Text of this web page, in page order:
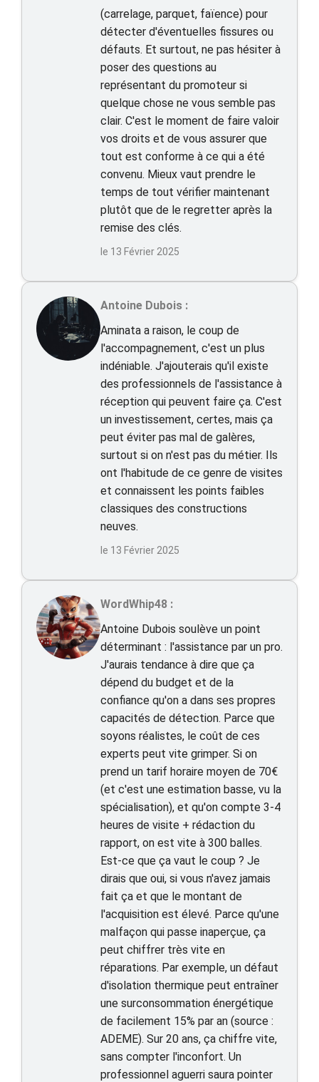
(carrelage, parquet, faïence) pour
détecter d'éventuelles fissures ou
défauts. Et surtout, ne pas hésiter à
poser des questions au
représentant du promoteur si
quelque chose ne vous semble pas
clair. C'est le moment de faire valoir
vos droits et de vous assurer que
tout est conforme à ce qui a été
convenu. Mieux vaut prendre le
temps de tout vérifier maintenant
plutôt que de le regretter après la
remise des clés.
le 13 Février 2025
Antoine Dubois :
Aminata a raison, le coup de
l'accompagnement, c'est un plus
indéniable. J'ajouterais qu'il existe
des professionnels de l'assistance à
réception qui peuvent faire ça. C'est
un investissement, certes, mais ça
peut éviter pas mal de galères,
surtout si on n'est pas du métier. Ils
ont l'habitude de ce genre de visites
et connaissent les points faibles
classiques des constructions
neuves.
le 13 Février 2025
WordWhip48 :
Antoine Dubois soulève un point
déterminant : l'assistance par un pro.
J'aurais tendance à dire que ça
dépend du budget et de la
confiance qu'on a dans ses propres
capacités de détection. Parce que
soyons réalistes, le coût de ces
experts peut vite grimper. Si on
prend un tarif horaire moyen de 70€
(et c'est une estimation basse, vu la
spécialisation), et qu'on compte 3-4
heures de visite + rédaction du
rapport, on est vite à 300 balles.
Est-ce que ça vaut le coup ? Je
dirais que oui, si vous n'avez jamais
fait ça et que le montant de
l'acquisition est élevé. Parce qu'une
malfaçon qui passe inaperçue, ça
peut chiffrer très vite en
réparations. Par exemple, un défaut
d'isolation thermique peut entraîner
une surconsommation énergétique
de facilement 15% par an (source :
ADEME). Sur 20 ans, ça chiffre vite,
sans compter l'inconfort. Un
professionnel aguerri saura pointer